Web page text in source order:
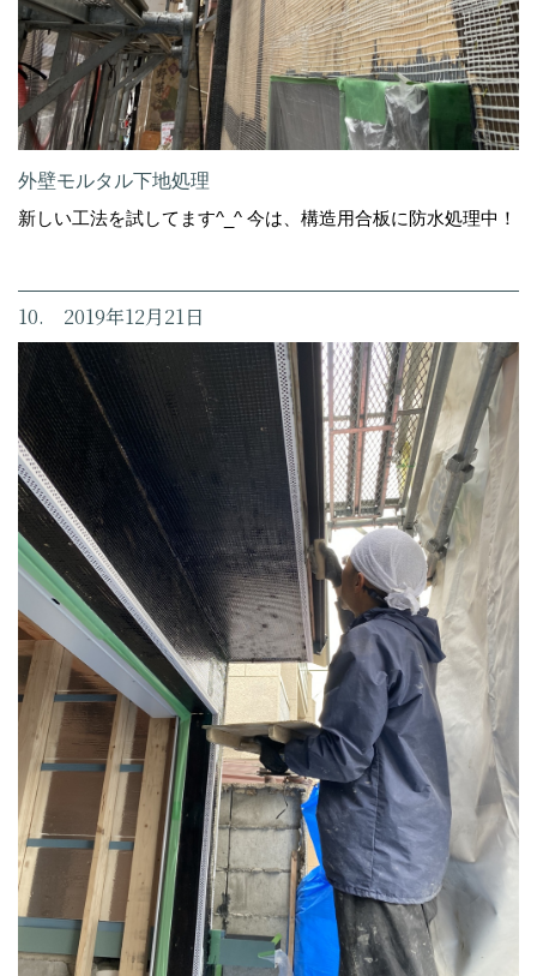
外壁モルタル下地処理
新しい工法を試してます^_^ 今は、構造用合板に防水処理中！
10. 2019年12月21日